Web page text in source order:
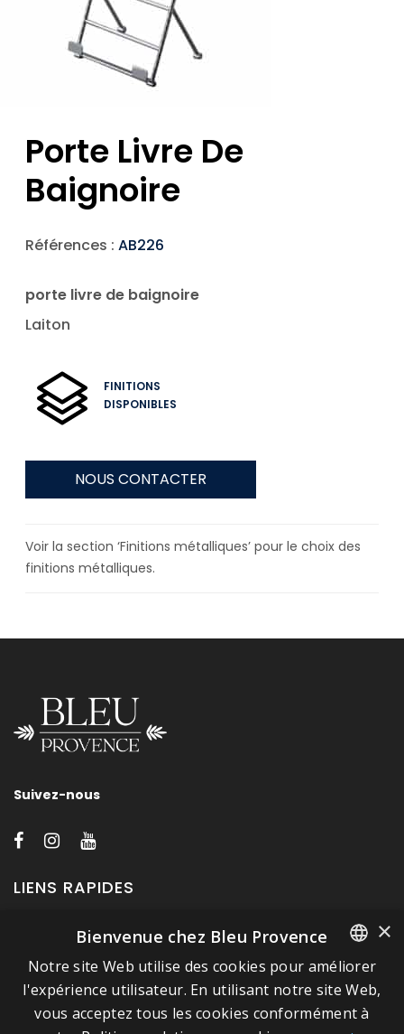
Porte Livre De
Baignoire
Références : AB226
porte livre de baignoire
Laiton
FINITIONS
DISPONIBLES
NOUS CONTACTER
Voir la section ‘Finitions métalliques’ pour le choix des
finitions métalliques.
Suivez-nous
LIENS RAPIDES
A propos de Bleu Provence
Mentions légales
Conditions de vente
FRENCH
ITALIAN
×
Bienvenue chez Bleu Provence
Notre site Web utilise des cookies pour améliorer
l'expérience utilisateur. En utilisant notre site Web,
vous acceptez tous les cookies conformément à